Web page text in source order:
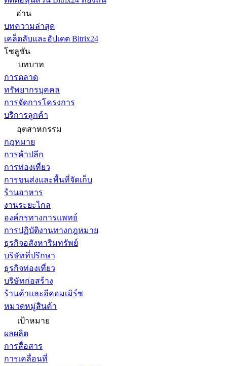
อ่าน
บทความล่าสุด
เคล็ดลับและอัปเดต Bitrix24
โซลูชัน
บทบาท
การตลาด
ทรัพยากรบุคคล
การจัดการโครงการ
บริการลูกค้า
อุตสาหกรรม
กฎหมาย
การค้าปลีก
การท่องเที่ยว
การขนส่งและพื้นที่จัดเก็บ
ร้านอาหาร
งานระยะไกล
องค์กรทางการแพทย์
การปฏิบัติงานทางกฎหมาย
ธุรกิจอสังหาริมทรัพย์
บริษัทที่ปรึกษา
ธุรกิจท่องเที่ยว
บริษัทก่อสร้าง
ร้านค้าและอีคอมเมิร์ซ
หมวดหมู่สินค้า
เป้าหมาย
ผลผลิต
การสื่อสาร
การเคลื่อนที่